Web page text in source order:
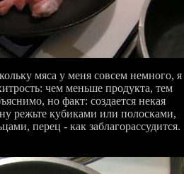
мяса у меня совсем немного, я
чем меньше продукта, тем
но факт: создается некая
режьте кубиками или полосками,
перец - как заблагорассудится.